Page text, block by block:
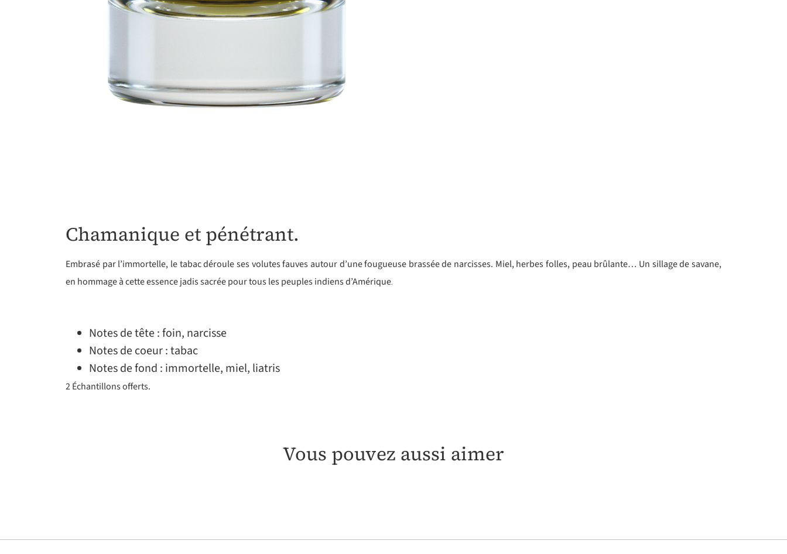
Chamanique et pénétrant.
Embrasé par l’immortelle, le tabac déroule ses volutes fauves autour d’une fougueuse brassée de narcisses. Miel, herbes folles, peau brûlante… Un sillage de savane,
en hommage à cette essence jadis sacrée pour tous les peuples indiens d’Amérique.
Notes de tête : foin, narcisse
Notes de coeur : tabac
Notes de fond : immortelle, miel, liatris
2 Échantillons offerts.
Vous pouvez aussi aimer